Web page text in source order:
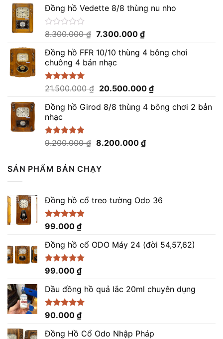
hạng
0
5
là:
tại
Đồng hồ Vedette 8/8 thùng nu nho
Được
hạng
0
5
sao
8.300.000₫ Giá
là:
8.300.000 ₫.
7.300.000 ₫Giá
tại
Đồng hồ FFR 10/10 thùng 4 bông chơi
chuông 4 bản nhạc
Được xếp
5 sao
21.500.000₫ Giá
là:
20.500.000 ₫Giá
tại
Đồng hồ Girod 8/8 thùng 4 bông chơi 2 bản
nhạc
Được xếp
9.200.000₫ Giá
là:
9.200.000 ₫.
8.200.000 ₫Giá
SẢN PHẨM BÁN CHẠY
Đồng hồ cổ treo tường Odo 36
Được xếp
4.86
5 sao
99.000 ₫
Đồng hồ cổ ODO Máy 24 (đời 54,57,62)
Được xếp
5.00
5 sao
99.000 ₫
Dầu đồng hồ quả lắc 20ml chuyên dụng
Được xếp
5.00
5 sao
90.000 ₫
Đồng Hồ Cổ Odo Nhập Pháp